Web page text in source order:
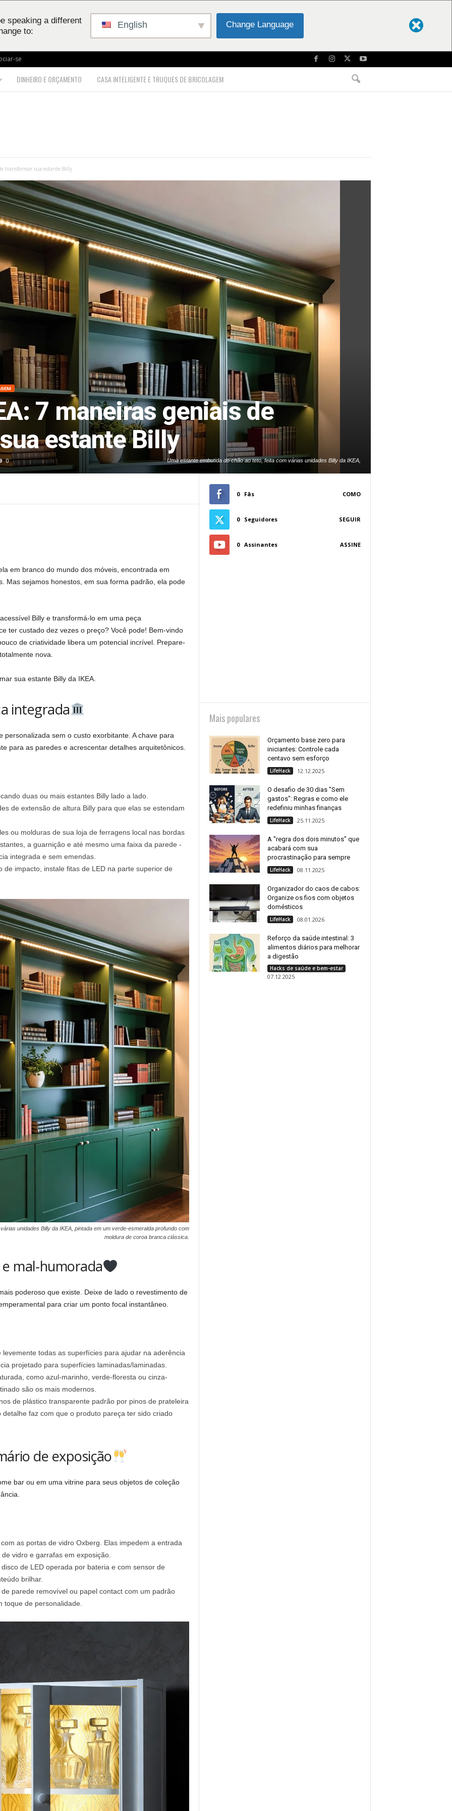
speaking a different
to:
English Change Language
se
DINHEIRO E ORÇAMENTO CASA INTELIGENTE E TRUQUES DE BRICOLAGEM
transformar sua estante Billy
Uma estante embutida do chão ao teto, feita com várias unidades Billy da IKEA,
7 maneiras geniais de
estante Billy
0
em branco do mundo dos móveis, encontrada em
Mas sejamos honestos, em sua forma padrão, ela pode
Billy e transformá-lo em uma peça
ter custado dez vezes o preço? Você pode! Bem-vindo
de criatividade libera um potencial incrível. Prepare-
nova.
sua estante Billy da IKEA.
integrada
sem o custo exorbitante. A chave para
para as paredes e acrescentar detalhes arquitetônicos.
duas ou mais estantes Billy lado a lado.
de extensão de altura Billy para que elas se estendam
ou molduras de sua loja de ferragens local nas bordas
a guarnição e até mesmo uma faixa da parede -
integrada e sem emendas.
impacto, instale fitas de LED na parte superior de
unidades Billy da IKEA, pintada em um verde-esmeralda profundo com
moldura de coroa branca clássica.
mal-humorada
poderoso que existe. Deixe de lado o revestimento de
para criar um ponto focal instantâneo.
todas as superfícies para ajudar na aderência
projetado para superfícies laminadas/laminadas.
como azul-marinho, verde-floresta ou cinza-
são os mais modernos.
de plástico transparente padrão por pinos de prateleira
faz com que o produto pareça ter sido criado
de exposição
bar ou em uma vitrine para seus objetos de coleção
as portas de vidro Oxberg. Elas impedem a entrada
vidro e garrafas em exposição.
de LED operada por bateria e com sensor de
brilhar.
parede removível ou papel contact com um padrão
de personalidade.
0 Fãs COMO
0 Seguidores SEGUIR
0 Assinantes ASSINE
Mais populares
Orçamento base zero para
iniciantes: Controle cada
centavo sem esforço
LifeHack 12.12.2025
O desafio de 30 dias "Sem
gastos": Regras e como ele
redefiniu minhas finanças
LifeHack 25.11.2025
A "regra dos dois minutos" que
acabará com sua
procrastinação para sempre
LifeHack 08.11.2025
Organizador do caos de cabos:
Organize os fios com objetos
domésticos
LifeHack 08.01.2026
Reforço da saúde intestinal: 3
alimentos diários para melhorar
a digestão
Hacks de saúde e bem-estar
07.12.2025